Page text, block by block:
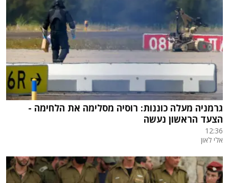
גרמניה מעלה כוננות: רוסיה מסלימה את הלחימה -
הצעד הראשון נעשה
12:36
אלי לאון